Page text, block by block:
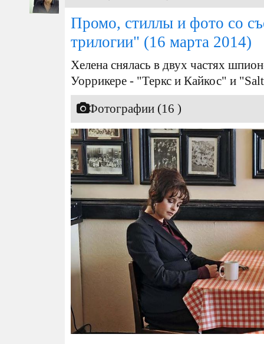
Промо, стиллы и фото со
трилогии" (16 марта 2014)
Хелена снялась в двух частях
Уоррикере - "Теркс и Кайкос" и
Фотографии (16 )